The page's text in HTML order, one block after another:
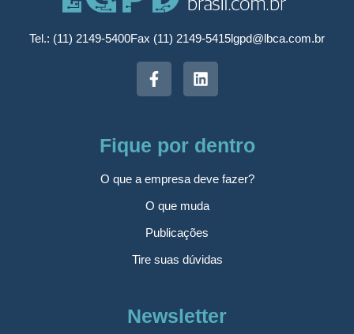
Tel.: (11) 2149-5400Fax (11) 2149-5415lgpd@lbca.com.br
Fique por dentro
O que a empresa deve fazer?
O que muda
Publicações
Tire suas dúvidas
Newsletter